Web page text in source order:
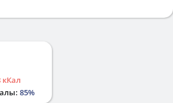
кКал
85%